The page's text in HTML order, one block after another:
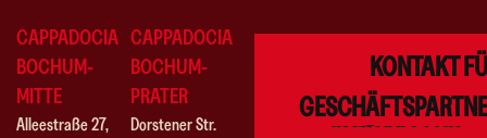
CAPPADOCIA
BOCHUM-
MITTE
Alleestraße 27,
CAPPADOCIA
BOCHUM-
PRATER
Dorstener Str.
KONTAKT